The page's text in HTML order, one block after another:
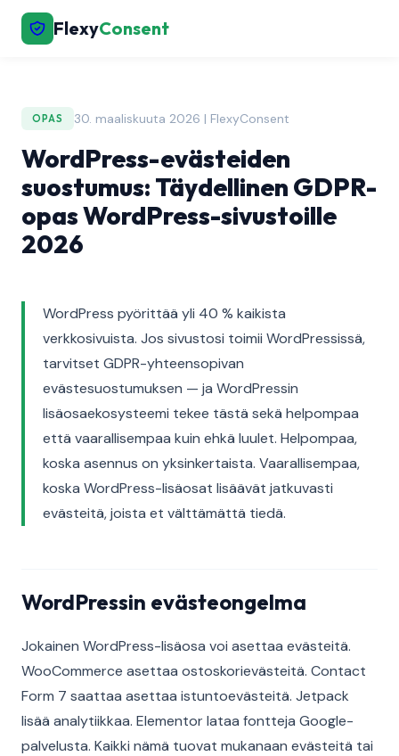
FlexyConsent
OPAS 30. maaliskuuta 2026 | FlexyConsent
WordPress-evästeiden
suostumus: Täydellinen GDPR-
opas WordPress-sivustoille
2026
WordPress pyörittää yli 40 % kaikista
verkkosivuista. Jos sivustosi toimii WordPressissä,
tarvitset GDPR-yhteensopivan
evästesuostumuksen — ja WordPressin
lisäosaekosysteemi tekee tästä sekä helpompaa
että vaarallisempaa kuin ehkä luulet. Helpompaa,
koska asennus on yksinkertaista. Vaarallisempaa,
koska WordPress-lisäosat lisäävät jatkuvasti
evästeitä, joista et välttämättä tiedä.
WordPressin evästeongelma
Jokainen WordPress-lisäosa voi asettaa evästeitä.
WooCommerce asettaa ostoskorievästeitä. Contact
Form 7 saattaa asettaa istuntoevästeitä. Jetpack
lisää analytiikkaa. Elementor lataa fontteja Google-
palvelusta. Kaikki nämä tuovat mukanaan evästeitä tai